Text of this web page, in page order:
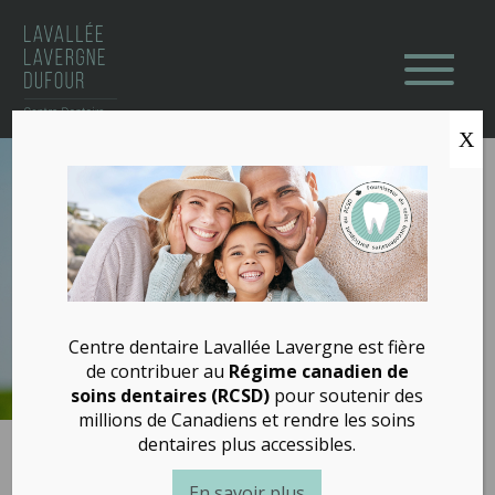
contenu
Équipe
Clinique
Services
Patients
Centre dentaire Lavallée Lavergne est fière
de contribuer au Régime canadien de
soins dentaires (RCSD) pour soutenir des
millions de Canadiens et rendre les soins
dentaires plus accessibles.
X